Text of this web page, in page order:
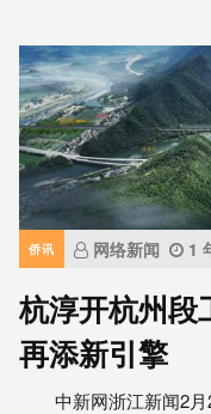
侨讯 网络新闻 1
杭淳开杭州段
再添新引擎
中新网浙江新闻2月